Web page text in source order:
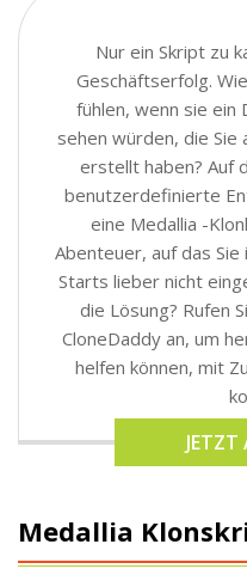
Nur ein Skript zu
Geschäftserfolg.
fühlen, wenn sie ein
sehen würden, die Sie
erstellt haben? Auf
benutzerdefinierte
eine Medallia -
Abenteuer, auf das
Starts lieber nicht
die Lösung? Rufen
CloneDaddy an, um
helfen können, mit
JETZT
Medallia